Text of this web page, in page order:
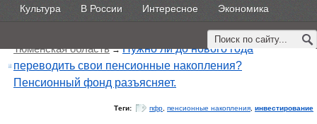
Каталоги 9PS Прочее
Культура В России Интересное Экономика
Найдено 1 материал
Тюменская область→Нужно ли до нового года
переводить свои пенсионные накопления?
Пенсионный фонд разъясняет.
Теги: пфр пенсионные накопления инвестирование